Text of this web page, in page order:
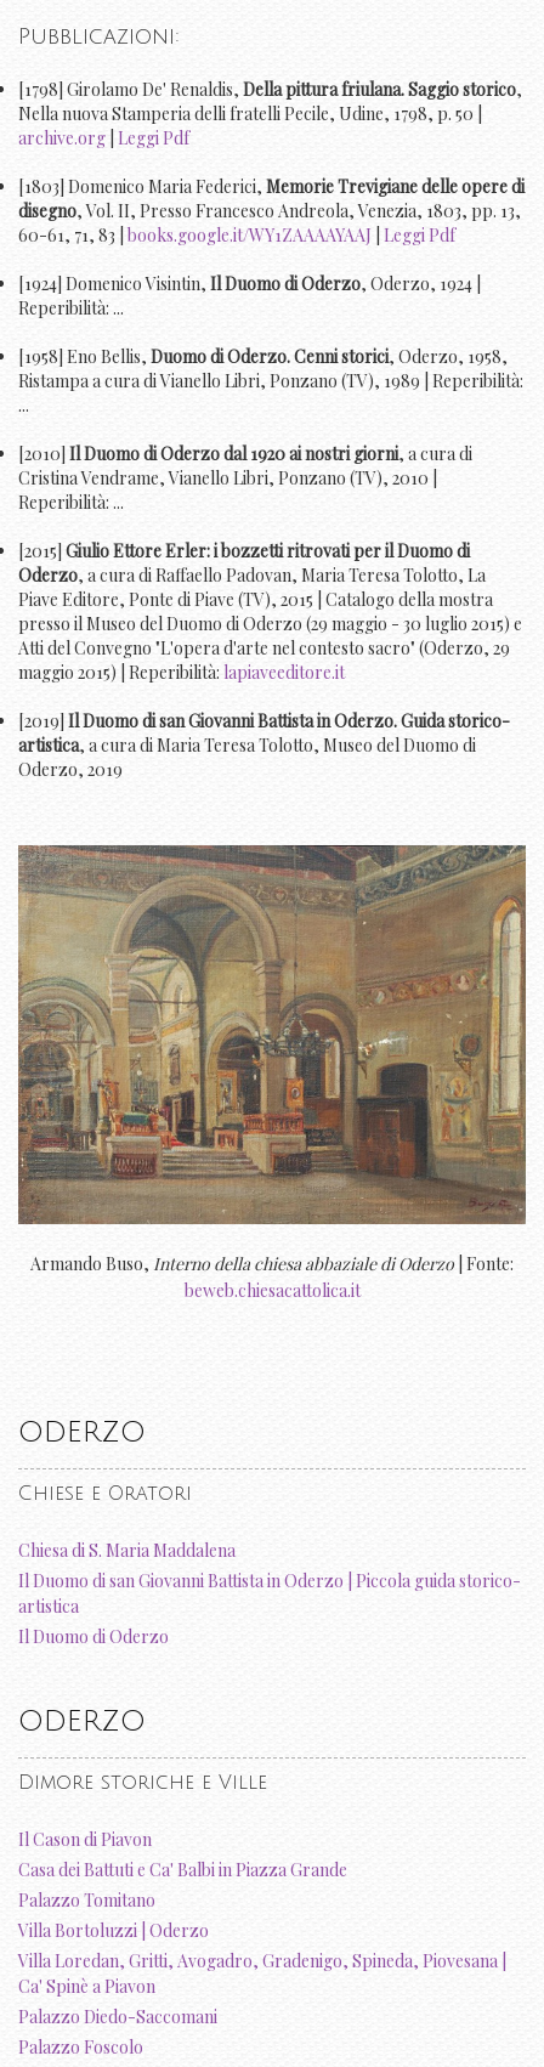
Pubblicazioni:
[1798] Girolamo De' Renaldis, Della pittura friulana. Saggio storico,
Nella nuova Stamperia delli fratelli Pecile, Udine, 1798, p. 50 |
archive.org Leggi Pdf
[1803] Domenico Maria Federici, Memorie Trevigiane delle opere di
disegno, Vol. II, Presso Francesco Andreola, Venezia, 1803, pp. 13,
60-61, 71, 83 | books.google.it/WY1ZAAAAYAAJ Leggi Pdf
[1924] Domenico Visintin, Il Duomo di Oderzo, Oderzo, 1924 |
Reperibilità: ...
[1958] Eno Bellis, Duomo di Oderzo. Cenni storici, Oderzo, 1958,
Ristampa a cura di Vianello Libri, Ponzano (TV), 1989 | Reperibilità:
...
[2010] Il Duomo di Oderzo dal 1920 ai nostri giorni, a cura di
Cristina Vendrame, Vianello Libri, Ponzano (TV), 2010 |
Reperibilità: ...
[2015] Giulio Ettore Erler: i bozzetti ritrovati per il Duomo di
Oderzo, a cura di Raffaello Padovan, Maria Teresa Tolotto, La
Piave Editore, Ponte di Piave (TV), 2015 | Catalogo della mostra
presso il Museo del Duomo di Oderzo (29 maggio - 30 luglio 2015) e
Atti del Convegno "L'opera d'arte nel contesto sacro" (Oderzo, 29
maggio 2015) | Reperibilità: lapiaveeditore.it
[2019] Il Duomo di san Giovanni Battista in Oderzo. Guida storico-
artistica, a cura di Maria Teresa Tolotto, Museo del Duomo di
Oderzo, 2019
Armando Buso, Interno della chiesa abbaziale di Oderzo | Fonte:
beweb.chiesacattolica.it
ODERZO
Chiese e Oratori
Chiesa di S. Maria Maddalena
Il Duomo di san Giovanni Battista in Oderzo | Piccola guida storico-
artistica
Il Duomo di Oderzo
ODERZO
Dimore storiche e Ville
Il Cason di Piavon
Casa dei Battuti e Ca' Balbi in Piazza Grande
Palazzo Tomitano
Villa Bortoluzzi | Oderzo
Villa Loredan, Gritti, Avogadro, Gradenigo, Spineda, Piovesana |
Ca' Spinè a Piavon
Palazzo Diedo-Saccomani
Palazzo Foscolo